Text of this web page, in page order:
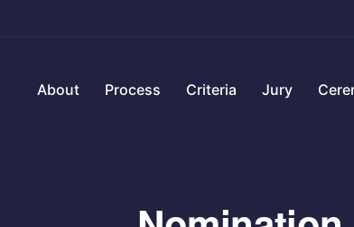
About Process Criteria Jury